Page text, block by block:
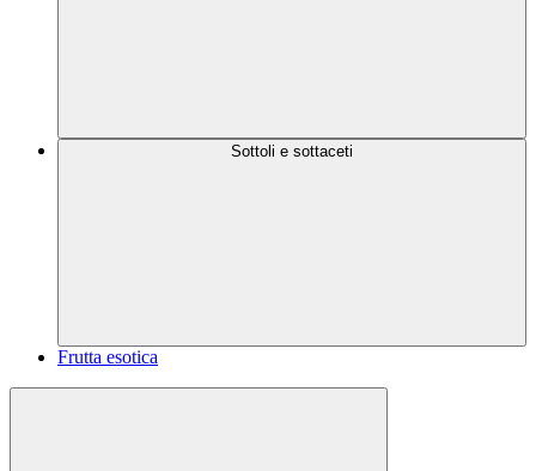
Sottoli e sottaceti
Frutta esotica